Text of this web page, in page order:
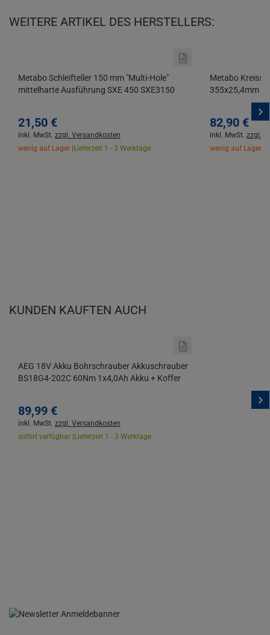
WEITERE ARTIKEL DES HERSTELLERS:
Metabo Schleifteller 150 mm "Multi-Hole"
mittelharte Ausführung SXE 450 SXE3150
21,50 €
inkl. MwSt. zzgl. Versandkosten
wenig auf Lager | Lieferzeit 1 - 3 Werktage
Metabo
355x25,4mm
82,90 €
inkl. MwSt. zzgl.
wenig auf Lager |
KUNDEN KAUFTEN AUCH
AEG 18V Akku Bohrschrauber Akkuschrauber
BS18G4-202C 60Nm 1x4,0Ah Akku + Koffer
89,99 €
inkl. MwSt. zzgl. Versandkosten
sofort verfügbar | Lieferzeit 1 - 3 Werktage